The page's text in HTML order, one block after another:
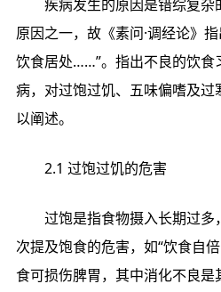
疾病发生的原因是错综复
原因之一，故《素问·调经论》
饮食居处……”。指出不良的饮食
病，对过饱过饥、五味偏嗜及
以阐述。
2.1 过饱过饥的危害
过饱是指食物摄入长期过
次提及饱食的危害，如“饮食自
食可损伤脾胃，其中消化不良